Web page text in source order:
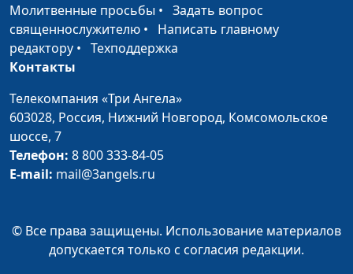
Духовные искания
Юлия Синицына, Елена
Пологова
Как понять своё
Нечестно преуспеть
Юлия Синицына, Сергей
Под охраной Божьей
Страх смерти
Мария Рожкова, Камиль
Хайрутдинов
Молитвенные просьбы • Задать вопрос
священнослужителю • Написать главному
редактору • Техподдержка
Контакты
Телекомпания «Три Ангела»
603028, Россия, Нижний Новгород, Комсомольское
шоссе, 7
Телефон: 8 800 333-84-05
E-mail: mail@3angels.ru
© Все права защищены. Использование материалов
допускается только с согласия редакции.